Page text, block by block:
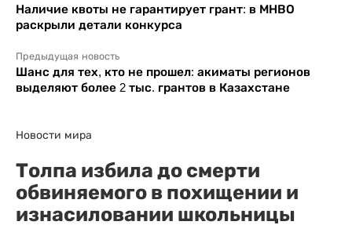
Наличие квоты не гарантирует грант: в МНВО
раскрыли детали конкурса
Предыдущая новость
Шанс для тех, кто не прошел: акиматы регионов
выделяют более 2 тыс. грантов в Казахстане
Новости мира
Толпа избила до смерти
обвиняемого в похищении и
изнасиловании школьницы